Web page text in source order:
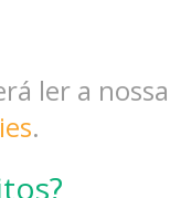
ler a nossa
.